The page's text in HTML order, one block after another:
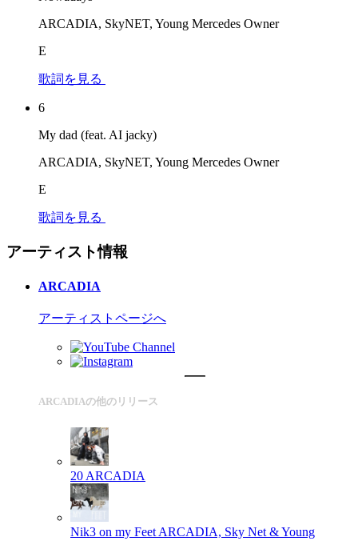
ARCADIA, SkyNET, Young Mercedes Owner
E
歌詞を見る
6
My dad (feat. AI jacky)
ARCADIA, SkyNET, Young Mercedes Owner
E
歌詞を見る
アーティスト情報
ARCADIA
アーティストページへ
ARCADIAの他のリリース
20 ARCADIA
Nik3 on my Feet ARCADIA, Sky Net & Young